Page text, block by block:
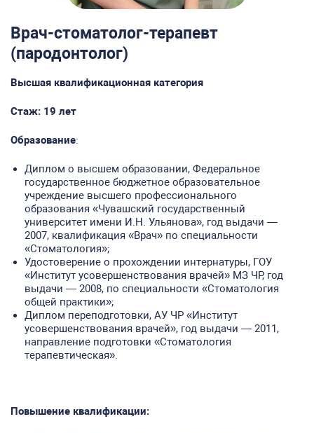
Врач-стоматолог-терапевт
(пародонтолог)
Высшая квалификационная категория
Стаж: 19 лет
Образование:
Диплом о высшем образовании, Федеральное
государственное бюджетное образовательное
учреждение высшего профессионального
образования «Чувашский государственный
университет имени И.Н. Ульянова», год выдачи —
2007, квалификация «Врач» по специальности
«Стоматология»;
Удостоверение о прохождении интернатуры, ГОУ
«Институт усовершенствования врачей» МЗ ЧР, год
выдачи — 2008, по специальности «Стоматология
общей практики»;
Диплом переподготовки, АУ ЧР «Институт
усовершенствования врачей», год выдачи — 2011,
направление подготовки «Стоматология
терапевтическая».
Повышение квалификации: